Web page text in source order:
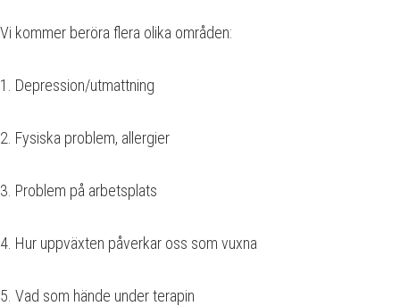
Vi kommer beröra flera olika områden:
1. Depression/utmattning
2. Fysiska problem, allergier
3. Problem på arbetsplats
4. Hur uppväxten påverkar oss som vuxna
5. Vad som hände under terapin